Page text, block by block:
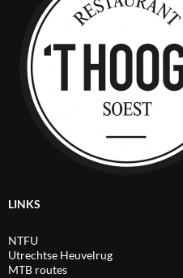
LINKS
NTFU
Utrechtse Heuvelrug
MTB routes